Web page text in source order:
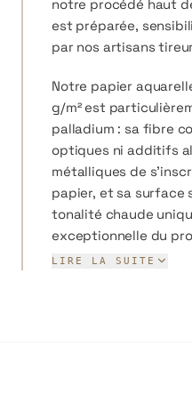
notre procédé haut
est préparée,
par nos artisans
Notre papier
g/m² est
palladium : sa fibre
optiques ni additifs
métalliques de
papier, et sa surface
tonalité chaude
exceptionnelle du
Les formats
LIRE LA SUITE